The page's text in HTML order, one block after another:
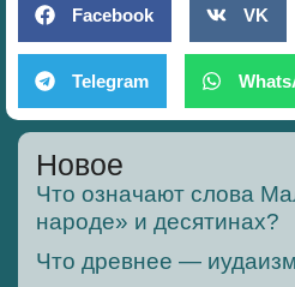
Facebook VK
Telegram
Новое
Что означают слова
народе» и десятинах?
Что древнее —